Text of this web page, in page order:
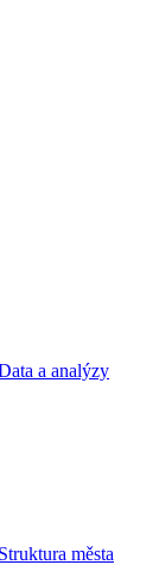
a analýzy
Struktura města